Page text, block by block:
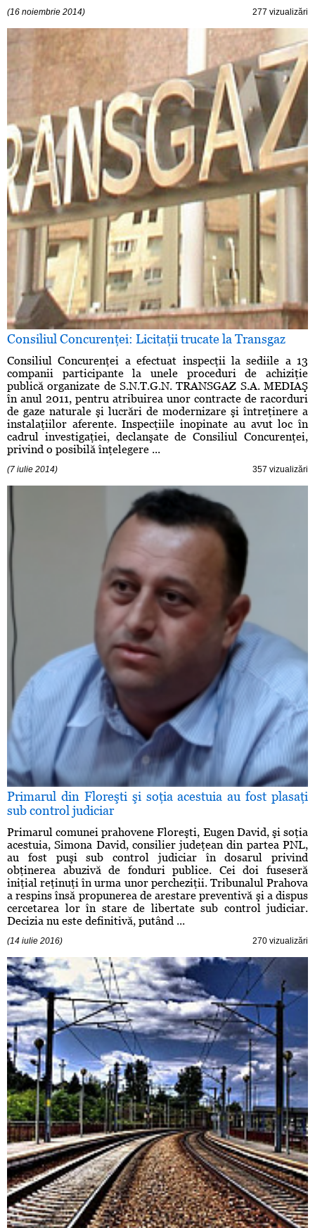
(16 noiembrie 2014) 277 vizualizări
Consiliul Concurenţei: Licitaţii trucate la Transgaz
Consiliul Concurenţei a efectuat inspecţii la sediile a 13
companii participante la unele proceduri de achiziţie
publică organizate de S.N.T.G.N. TRANSGAZ S.A. MEDIAŞ
în anul 2011, pentru atribuirea unor contracte de racorduri
de gaze naturale şi lucrări de modernizare şi întreţinere a
instalaţiilor aferente. Inspecţiile inopinate au avut loc în
cadrul investigaţiei, declanşate de Consiliul Concurenţei,
privind o posibilă înţelegere ...
(7 iulie 2014) 357 vizualizări
Primarul din Floreşti şi soţia acestuia au fost plasaţi
sub control judiciar
Primarul comunei prahovene Floreşti, Eugen David, şi soţia
acestuia, Simona David, consilier judeţean din partea PNL,
au fost puşi sub control judiciar în dosarul privind
obţinerea abuzivă de fonduri publice. Cei doi fuseseră
iniţial reţinuţi în urma unor percheziţii. Tribunalul Prahova
a respins însă propunerea de arestare preventivă şi a dispus
cercetarea lor în stare de libertate sub control judiciar.
Decizia nu este definitivă, putând ...
(14 iulie 2016) 270 vizualizări